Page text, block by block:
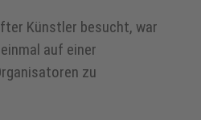
Künstler besucht, war
auf einer
zu